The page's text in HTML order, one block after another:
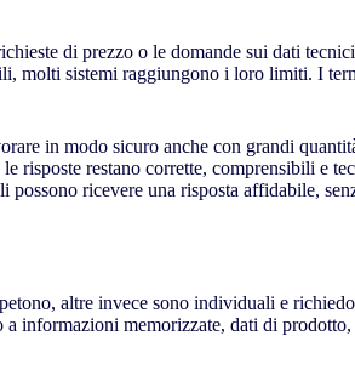
di prezzo o le domande sui dati
molti sistemi raggiungono i loro limiti. I
in modo sicuro anche con grandi
restano corrette, comprensibili e
ricevere una risposta affidabile,
altre invece sono individuali e
informazioni memorizzate, dati di